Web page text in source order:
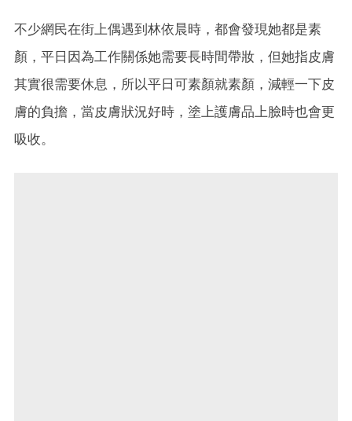
不少網民在街上偶遇到林依晨時，都會發現她都是素
顏，平日因為工作關係她需要長時間帶妝，但她指皮膚
其實很需要休息，所以平日可素顏就素顏，減輕一下皮
膚的負擔，當皮膚狀況好時，塗上護膚品上臉時也會更
吸收。